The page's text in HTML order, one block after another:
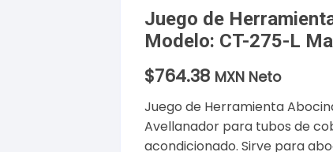
Juego de
Modelo: CT-275-L
$764.38 MXN Neto
Juego de Herramienta
Avellanador para tubos de
acondicionado. Sirve para